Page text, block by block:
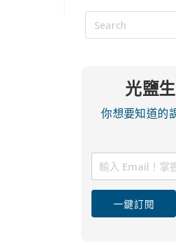
光鹽
你想要知道的
一鍵訂閱